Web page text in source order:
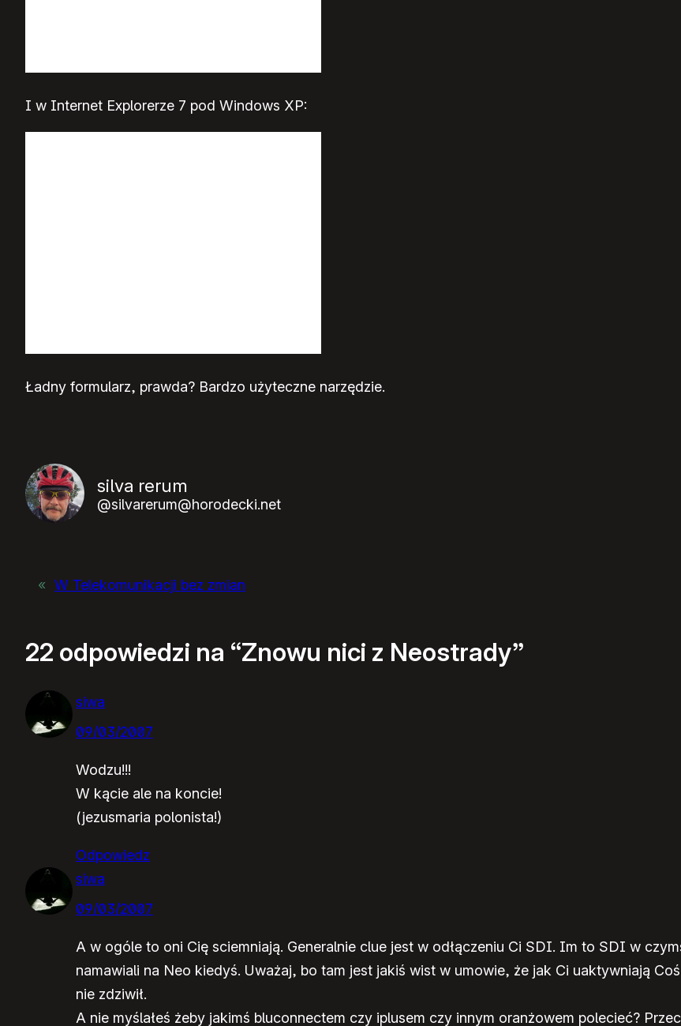
I w Internet Explorerze 7 pod Windows XP:
Ładny formularz, prawda? Bardzo użyteczne narzędzie.
silva rerum
@silvarerum@horodecki.net
« W Telekomunikacji bez zmian
22 odpowiedzi na “Znowu nici z Neostrady”
siwa
09/03/2007
Wodzu!!!
W kącie ale na koncie!
(jezusmaria polonista!)
Odpowiedz
siwa
09/03/2007
A w ogóle to oni Cię sciemniają. Generalnie clue jest w odłączeniu Ci SDI. Im to SDI w
namawiali na Neo kiedyś. Uważaj, bo tam jest jakiś wist w umowie, że jak Ci uaktywniają
nie zdziwił.
A nie myślałeś żeby jakimś bluconnectem czy iplusem czy innym oranżowem polecieć?